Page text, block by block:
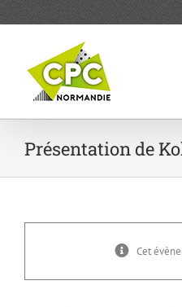
Présentation de
Cet